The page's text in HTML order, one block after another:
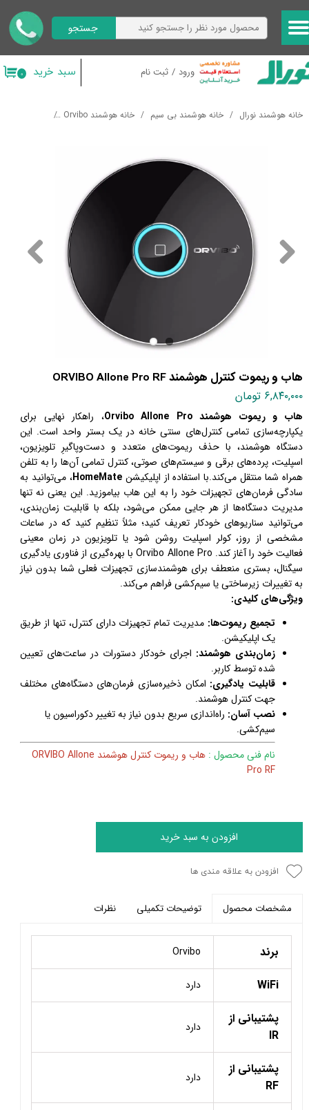
ورود / ثبت نام
حساب کاربری من
تغییر گذر واژه
خروج از حساب کاربری
جستجو
۰ سبد خرید
خانه هوشمند نورال خانه هوشمند بی سیم خانه هوشمند Orvibo
هاب و ریموت کنترل هوشمند ORVIBO Allone Pro RF
۶,۸۴۰,۰۰۰ تومان
هاب و ریموت هوشمند Orvibo Allone Pro
، راهکار نهایی برای
یکپارچه‌سازی تمامی کنترل‌های سنتی خانه در یک بستر واحد است. این
دستگاه هوشمند، با حذف ریموت‌های متعدد و دست‌وپاگیرِ تلویزیون،
اسپلیت، پرده‌های برقی و سیستم‌های صوتی، کنترل تمامی آن‌ها را به تلفن
همراه شما منتقل می‌کند.با استفاده از اپلیکیشنHomeMate، می‌توانید به
سادگی فرمان‌های تجهیزات خود را به این هاب بیاموزید. این یعنی نه تنها
مدیریت دستگاه‌ها از هر جایی ممکن می‌شود، بلکه با قابلیت زمان‌بندی،
می‌توانید سناریوهای خودکار تعریف کنید؛ مثلاً تنظیم کنید که در ساعات
مشخصی از روز، کولر اسپلیت روشن شود یا تلویزیون در زمان معینی
فعالیت خود را آغاز کند. Orvibo Allone Pro با بهره‌گیری از فناوری یادگیری
سیگنال، بستری منعطف برای هوشمندسازی تجهیزات فعلی شما بدون نیاز
به تغییرات زیرساختی یا سیم‌کشی فراهم می‌کند.
ویژگی‌های کلیدی:
تجمیع ریموت‌ها: مدیریت تمام تجهیزات دارای کنترل، تنها از طریق
یک اپلیکیشن.
زمان‌بندی هوشمند: اجرای خودکار دستورات در ساعت‌های تعیین
شده توسط کاربر.
قابلیت یادگیری: امکان ذخیره‌سازی فرمان‌های دستگاه‌های مختلف
جهت کنترل هوشمند.
نصب آسان: راه‌اندازی سریع بدون نیاز به تغییر دکوراسیون یا
سیم‌کشی.
نام فنی محصول :
هاب و ریموت کنترل هوشمند ORVIBO Allone
Pro RF
افزودن به سبد خرید
افزودن به علاقه مندی ها
مشخصات محصول توضیحات تکمیلی نظرات
برند Orvibo
WiFi دارد
پشتیبانی از
IR
دارد
پشتیبانی از
RF
دارد